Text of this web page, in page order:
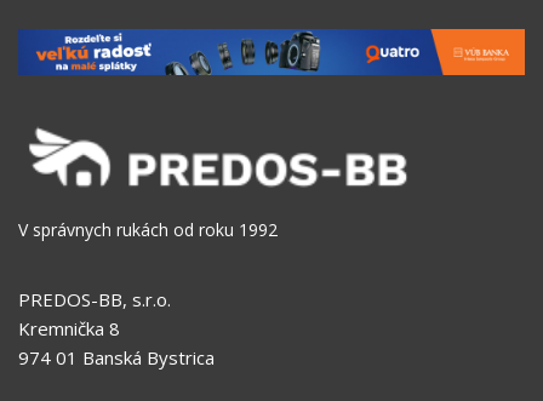
V správnych rukách od roku 1992
PREDOS-BB, s.r.o.
Kremnička 8
974 01 Banská Bystrica